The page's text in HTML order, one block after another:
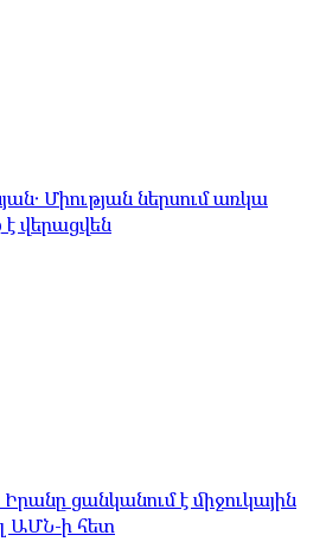
Միության ներսում առկա
վերացվեն
ցանկանում է միջուկային
ԱՄՆ-ի հետ